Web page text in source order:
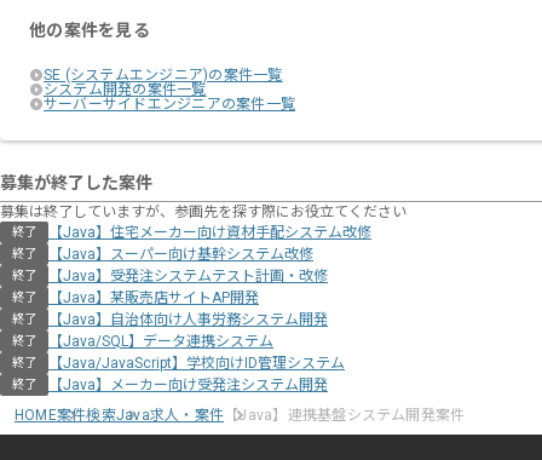
他の案件を見る
SE (システムエンジニア)の案件一覧
システム開発の案件一覧
サーバーサイドエンジニアの案件一覧
募集が終了した案件
募集は終了していますが、参画先を探す際にお役立てください
終了 【Java】住宅メーカー向け資材⼿配システム改修
終了 【Java】スーパー向け基幹システム改修
終了 【Java】受発注システムテスト計画・改修
終了 【Java】某販売店サイトAP開発
終了 【Java】自治体向け人事労務システム開発
終了 【Java/SQL】データ連携システム
終了 【Java/JavaScript】学校向けID管理システム
終了
【Java】メーカー向け受発注システム開発
HOME案件検索Java求人・案件 【Java】連携基盤システム開発案件